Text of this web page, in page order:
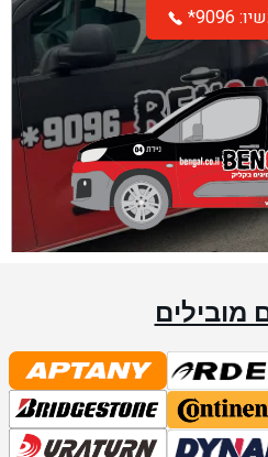
9096
מובילים